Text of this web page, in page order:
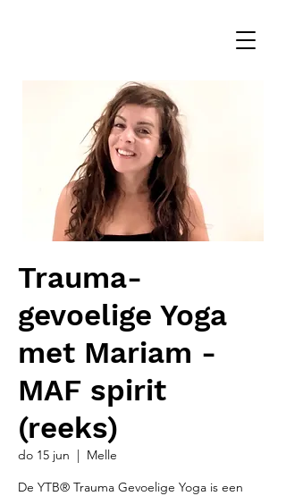
Trauma-
gevoelige Yoga
met Mariam -
MAF spirit
(reeks)
do 15 jun
  |
Melle
De YTB® Trauma Gevoelige Yoga is een